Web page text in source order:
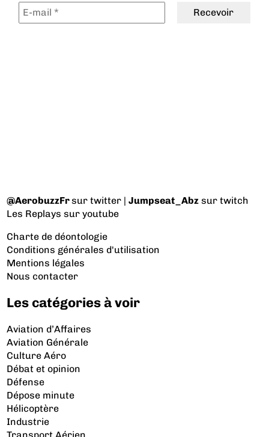
@AerobuzzFrsur twitter |Jumpseat_Abz sur twitch
Les Replays sur youtube
Charte de déontologie
Conditions générales d'utilisation
Mentions légales
Nous contacter
Les catégories à voir
Aviation d’Affaires
Aviation Générale
Culture Aéro
Débat et opinion
Défense
Dépose minute
Hélicoptère
Industrie